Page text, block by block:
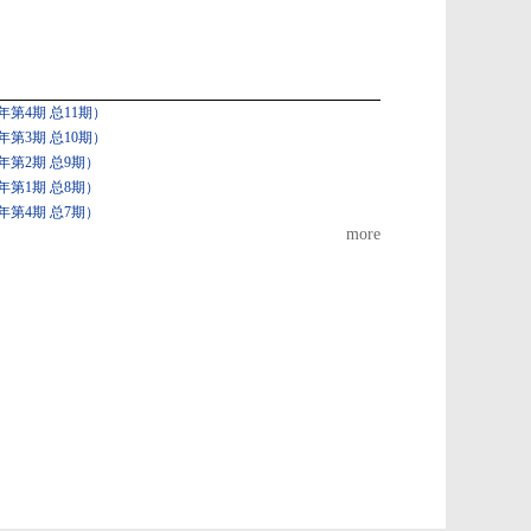
4期 总11期）
3期 总10期）
2期 总9期）
1期 总8期）
4期 总7期）
more